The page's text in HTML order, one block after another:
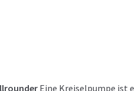
Eine Kreiselpumpe ist